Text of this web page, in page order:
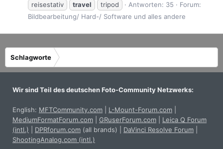
reisestativ
travel tripod Antworten: 35
Forum:
Bildbearbeitung/ Hard-/ Software und alles andere
Schlagworte
Wir sind Teil des deutschen Foto-Community Netzwerks:
English: MFTCommunity.com L-Mount-Forum.com
MediumFormatForum.com
GRuserForum.com
Leica Q Forum
(intl.)
DPRforum.com (all brands) DaVinci Resolve Forum
ShootingAnalog.com (intl.)